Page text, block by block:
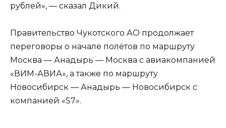
рублей», — сказал Дикий.
Правительство Чукотского АО продолжает
переговоры о начале полётов по маршруту
Москва — Анадырь — Москва с авиакомпанией
«ВИМ-АВИА», а также по маршруту
Новосибирск — Анадырь — Новосибирск с
компанией «S7».